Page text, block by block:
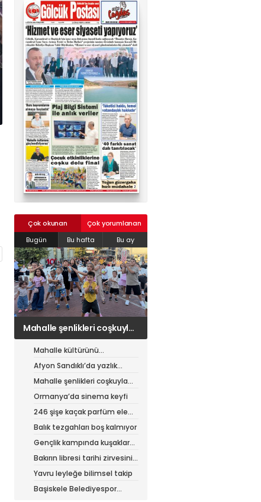
Çok okunan
Çok yorumlanan
Bugün
Bu hafta Bu ay
Ormanya’da sinema keyfi
Mahalle kültürünü
canlandıran şenlik
Afyon Sandıklı’da yazlık
patates hasadı
Mahalle şenlikleri coşkuyla
sürüyor
Ormanya’da sinema keyfi
246 şişe kaçak parfüm ele
geçirildi
Balık tezgahları boş kalmıyor
Gençlik kampında kuşaklar
buluştu
Bakırın libresi tarihi zirvesini
test ediyor
Yavru leyleğe bilimsel takip
Başiskele Belediyespor
02624132333
haber@golcukpostasi.com